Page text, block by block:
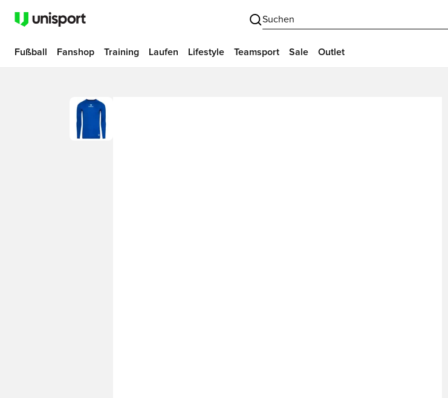
Suchen
Fußball Fanshop Training Laufen Lifestyle Teamsport Sale Outlet